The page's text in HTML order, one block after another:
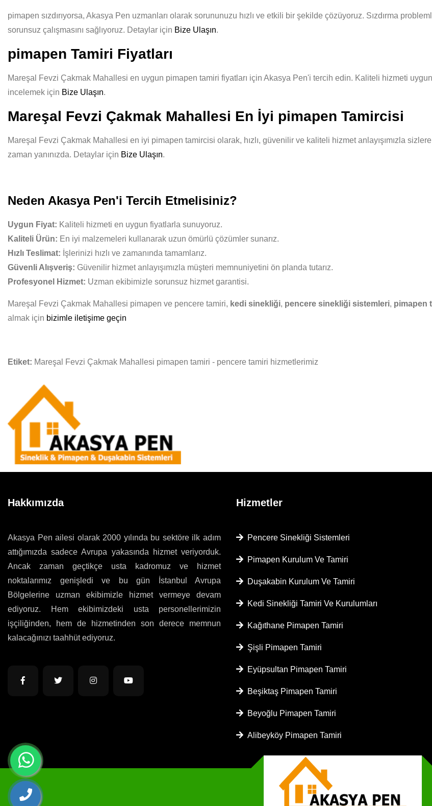
pimapen sızdırıyorsa, Akasya Pen uzmanları olarak sorununuzu hızlı ve etkili bir şekilde çözüyoruz. Sızdırma
sorunsuz çalışmasını sağlıyoruz. Detaylar için Bize Ulaşın.
pimapen Tamiri Fiyatları
Mareşal Fevzi Çakmak Mahallesi en uygun pimapen tamiri fiyatları için Akasya Pen'i tercih edin. Kaliteli hizmeti
incelemek için Bize Ulaşın.
Mareşal Fevzi Çakmak Mahallesi En İyi pimapen Tamircisi
Mareşal Fevzi Çakmak Mahallesi en iyi pimapen tamircisi olarak, hızlı, güvenilir ve kaliteli hizmet anlayışımızla
zaman yanınızda. Detaylar için Bize Ulaşın.
Neden Akasya Pen'i Tercih Etmelisiniz?
Uygun Fiyat: Kaliteli hizmeti en uygun fiyatlarla sunuyoruz.
Kaliteli Ürün: En iyi malzemeleri kullanarak uzun ömürlü çözümler sunarız.
Hızlı Teslimat: İşlerinizi hızlı ve zamanında tamamlarız.
Güvenli Alışveriş: Güvenilir hizmet anlayışımızla müşteri memnuniyetini ön planda tutarız.
Profesyonel Hizmet: Uzman ekibimizle sorunsuz hizmet garantisi.
Mareşal Fevzi Çakmak Mahallesi pimapen ve pencere tamiri, kedi sinekliği, pencere sinekliği sistemleri, pimapen
almak için bizimle iletişime geçin
Etiket: Mareşal Fevzi Çakmak Mahallesi pimapen tamiri - pencere tamiri hizmetlerimiz
Hakkımızda
Akasya Pen ailesi olarak 2000 yılında bu sektöre ilk adım
attığımızda sadece Avrupa yakasında hizmet veriyorduk.
Ancak zaman geçtikçe usta kadromuz ve hizmet
noktalarımız genişledi ve bu gün İstanbul Avrupa
Bölgelerine uzman ekibimizle hizmet vermeye devam
ediyoruz. Hem ekibimizdeki usta personellerimizin
işçiliğinden, hem de hizmetinden son derece memnun
kalacağınızı taahhüt ediyoruz.
Hizmetler
Pencere Sinekliği Sistemleri
Pimapen Kurulum Ve Tamiri
Duşakabin Kurulum Ve Tamiri
Kedi Sinekliği Tamiri Ve Kurulumları
Kağıthane Pimapen Tamiri
Şişli Pimapen Tamiri
Eyüpsultan Pimapen Tamiri
Beşiktaş Pimapen Tamiri
Beyoğlu Pimapen Tamiri
Alibeyköy Pimapen Tamiri